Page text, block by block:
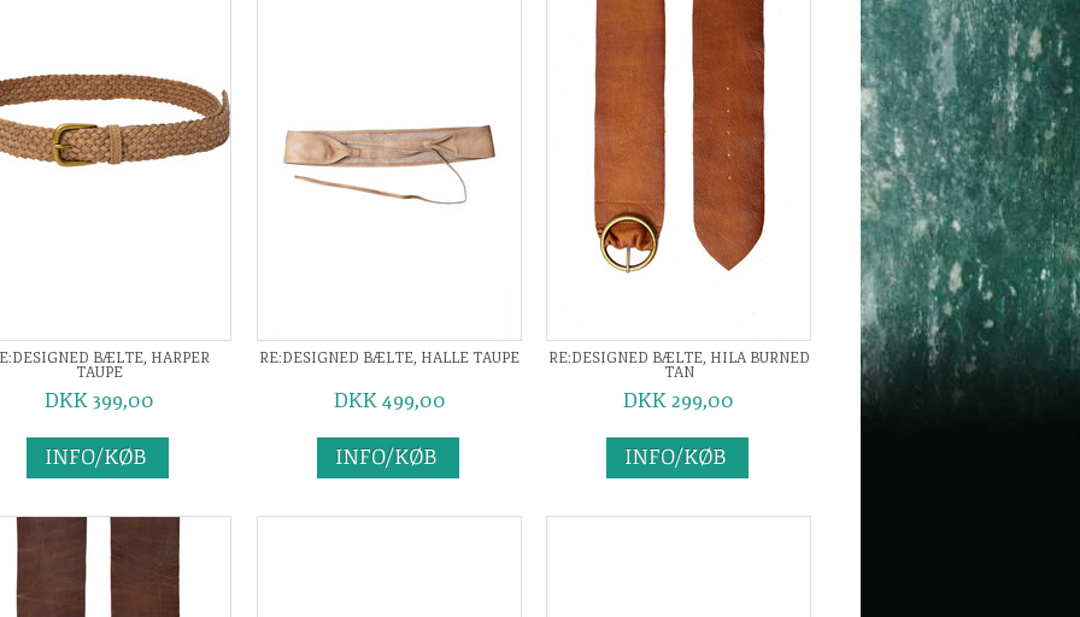
BÆLTE, HARPER
TAUPE
DKK 399,00
RE:DESIGNED BÆLTE, HALLE TAUPE
DKK 499,00
RE:DESIGNED BÆLTE, HILA BURNED
TAN
DKK 299,00